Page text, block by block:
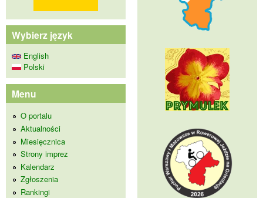
Wybierz język
English
Polski
Menu
O portalu
Aktualności
Miesięcznica
Strony imprez
Kalendarz
Zgłoszenia
Rankingi